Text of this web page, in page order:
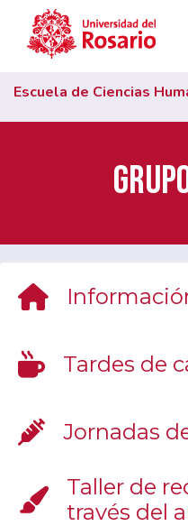
Pasar al contenido principal
Escuela de Ciencias
Tardes de
Jornadas
Taller de
través del